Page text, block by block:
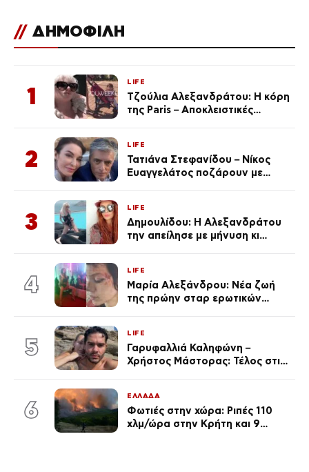
// ΔΗΜΟΦΙΛΗ
1
LIFE
Τζούλια Αλεξανδράτου: Η κόρη
της Paris – Αποκλειστικές
2
LIFE
Τατιάνα Στεφανίδου – Νίκος
Ευαγγελάτος ποζάρουν με
3
LIFE
Δημουλίδου: Η Αλεξανδράτου
την απείλησε με μήνυση κι
ποια είσαι σοκαρίστικα»
4
LIFE
Μαρία Αλεξάνδρου: Νέα ζωή
της πρώην σταρ ερωτικών
(Φωτογραφίες)
5
LIFE
Γαρυφαλλιά Καληφώνη –
Χρήστος Μάστορας: Τέλος στις
6
ΕΛΛΑΔΑ
Φωτιές στην χώρα: Ριπές 110
χλμ/ώρα στην Κρήτη και 9